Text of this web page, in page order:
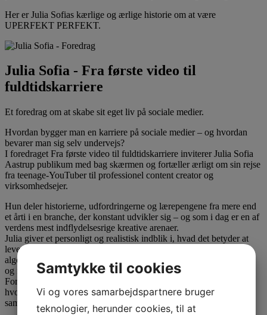
Her er Julia Sofias kærlige og ærlige historie om at være
UPERFEKT PERFEKT.
Julia Sofia - Fra første video til
fuldtidskarriere
Et foredrag om at skabe sit eget liv på sociale medier.
Hvordan bygger man en karriere på sociale medier – og hvordan
bevarer man sig selv undervejs?
I foredraget Fra første video til fuldtidskarriere inviterer Julia Sofia
Aastrup publikum med bag skærmen og fortæller ærligt om sin rejse
fra teenage-YouTuber til professionel content creator og
virksomhedsejer.
Hun deler historierne, udfordringerne og lærepengene fra mere end
et årti i en branche, der konstant udvikler sig – og som i dag er en af
verdens mest indflydelsesrige kreative arenaer.
Julia giver et personligt og realistisk indblik i, hvad det betyder at
leve af at dele sit liv online: fra de første samarbejder og
algoritmernes magt til at skabe et sundt forhold til både succes, fejl
og forventninger.
Foredraget er fyldt med ærlighed, humor og konkrete råd til,
hvordan man selv kan tage de første skridt som influencer – og
samtidig holde fast i sine værdier, sin stemme og sin autenticitet.
Samtykke til cookies
Vi og vores samarbejdspartnere bruger
teknologier, herunder cookies, til at